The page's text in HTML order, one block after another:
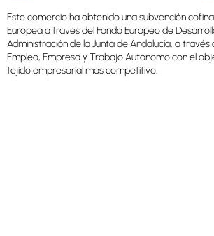
Este comercio ha obtenido una subvención
Europea a través del Fondo Europeo de
Administración de la Junta de Andalucía, a
Empleo, Empresa y Trabajo Autónomo con el
tejido empresarial más competitivo.